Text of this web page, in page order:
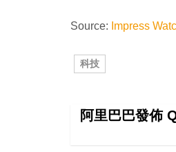
Source: Impress
科技
阿里巴巴發佈